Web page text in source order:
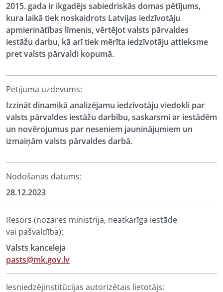
2015. gada ir ikgadējs sabiedriskās domas pētījums,
kura laikā tiek noskaidrots Latvijas iedzīvotāju
apmierinātības līmenis, vērtējot valsts pārvaldes
iestāžu darbu, kā arī tiek mērīta iedzīvotāju attieksme
pret valsts pārvaldi kopumā.
Pētījuma uzdevums:
Izzināt dinamikā analizējamu iedzīvotāju viedokli par
valsts pārvaldes iestāžu darbību, saskarsmi ar iestādēm
un novērojumus par neseniem jauninājumiem un
izmaiņām valsts pārvaldes darbā.
Nodošanas datums:
28.12.2023
Resors (nozares ministrija, neatkarīga iestāde
vai pašvaldība):
Valsts kanceleja
pasts@mk.gov.lv
Iesniedzējinstitūcijas autorizētais lietotājs: